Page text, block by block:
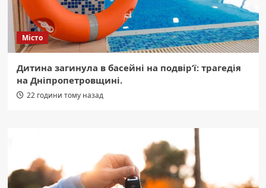
Місто
Дитина загинула в басейні на подвір’ї: трагедія
на Дніпропетровщині.
22 години тому назад